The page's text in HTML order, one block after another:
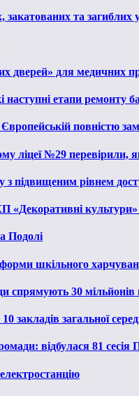
та загиблих
дверей» для медичних
етапи ремонту
повністю
ліцеї №29 перевірили,
підвищеним рівнем
культури»
Подолі
шкільного
спрямують 30 мільйонів
загальної
відбулася 81 сесія